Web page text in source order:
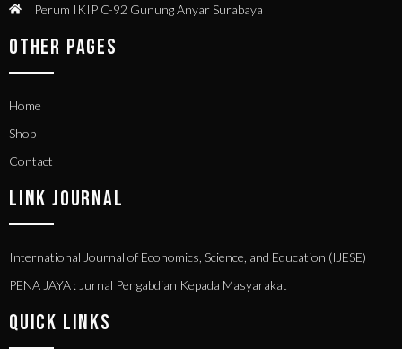
Perum IKIP C-92 Gunung Anyar Surabaya
OTHER PAGES
Home
Shop
Contact
LINK JOURNAL
International Journal of Economics, Science, and Education (IJESE)
PENA JAYA : Jurnal Pengabdian Kepada Masyarakat
QUICK LINKS